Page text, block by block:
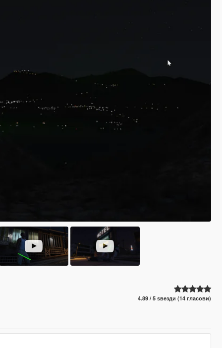
4.89 / 5 ѕвезди (14 гласови)